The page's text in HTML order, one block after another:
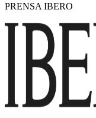
PRENSA IBERO